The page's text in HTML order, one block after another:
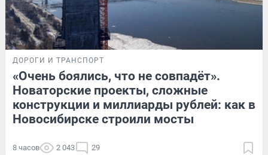
ДОРОГИ И ТРАНСПОРТ
«Очень боялись, что не совпадёт».
Новаторские проекты, сложные
конструкции и миллиарды рублей: как в
Новосибирске строили мосты
8 часов 2 043 29